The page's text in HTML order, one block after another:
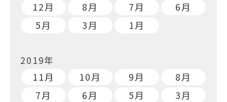
12月
8月 7月
6月
5月
3月 1月
2019年
11月
10月 9月
8月
7月
6月 5月
3月